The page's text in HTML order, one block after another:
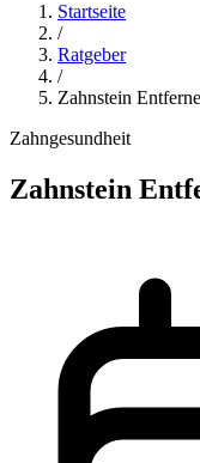
Startseite
/
Ratgeber
/
Zahnstein
Zahngesundheit
Zahnstein